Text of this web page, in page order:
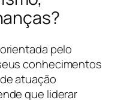
pelo
conhecimentos
atuação
que liderar